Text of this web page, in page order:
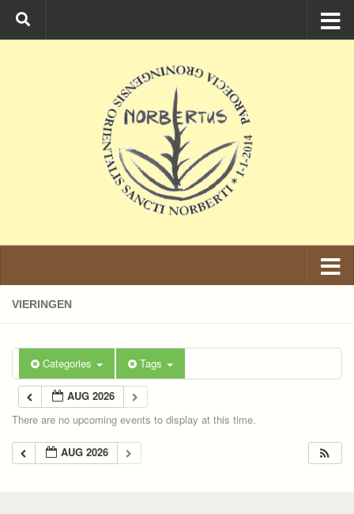
Ga naar de inhoud
VIERINGEN
Categories Tags
AUG 2026
There are no upcoming events to display at this time.
AUG 2026